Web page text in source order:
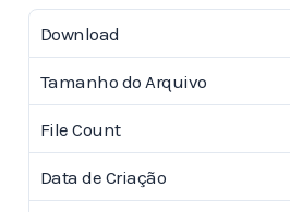
Download
Tamanho do Arquivo
File Count
Data de Criação